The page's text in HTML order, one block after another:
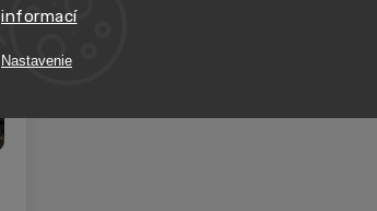
informací
Nastavenie